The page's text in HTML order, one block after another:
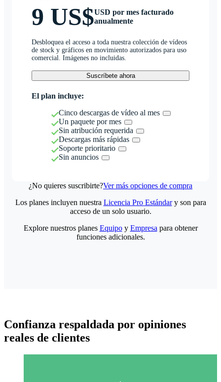
9 US$USD por mes facturado
anualmente
Desbloquea el acceso a toda nuestra colección de vídeos
de stock y gráficos en movimiento autorizados para uso
comercial. Imágenes no incluidas.
Suscríbete ahora
El plan incluye:
Cinco descargas de vídeo al mes
Un paquete por mes
Sin atribución requerida
Descargas más rápidas
Soporte prioritario
Sin anuncios
¿No quieres suscribirte?Ver más opciones de compra
Los planes incluyen nuestra Licencia Pro Estándary son para
acceso de un solo usuario.
Explore nuestros planes Equipoy Empresa para obtener
funciones adicionales.
Confianza respaldada por opiniones
reales de clientes